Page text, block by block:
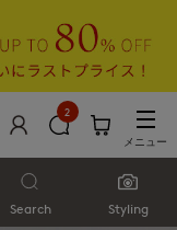
2
メニュー
Search Styling